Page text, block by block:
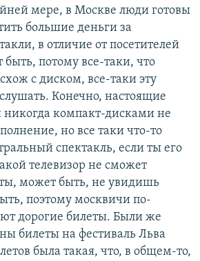
мере, в Москве люди готовы
большие деньги за
в отличие от посетителей
потому все-таки, что
с диском, все-таки эту
Конечно, настоящие
компакт-дисками не
но все таки что-то
спектакль, если ты его
телевизор не сможет
ты, может быть, не увидишь
поэтому москвичи по-
дорогие билеты. Были же
билеты на фестиваль Льва
была такая, что, в общем-то,